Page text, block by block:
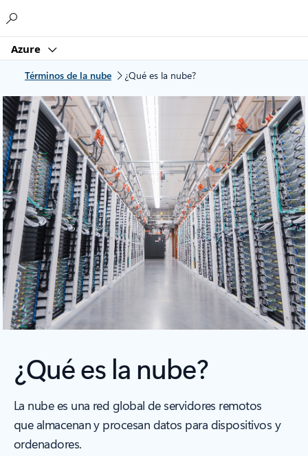
Azure
Términos de la nube ¿Qué es la nube?
¿Qué es la nube?
La nube es una red global de servidores remotos
que almacenan y procesan datos para dispositivos y
ordenadores.